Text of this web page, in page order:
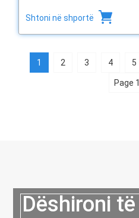
Shtoni në shportë
1 2 3 4 5
Page
Dëshironi